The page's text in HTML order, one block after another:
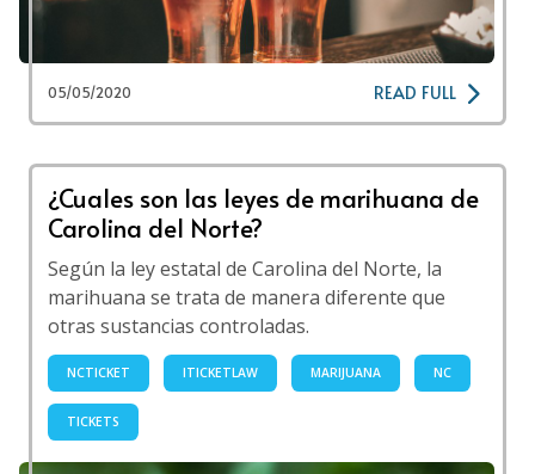
05/05/2020 READ FULL
¿Cuales son las leyes de marihuana de
Carolina del Norte?
Según la ley estatal de Carolina del Norte, la
marihuana se trata de manera diferente que
otras sustancias controladas.
NCTICKET ITICKETLAW MARIJUANA NC
TICKETS